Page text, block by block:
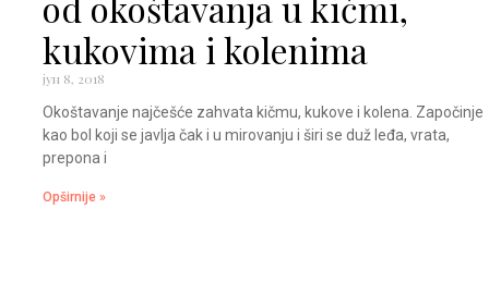
kukovima i kolenima
јун 8, 2018
Okoštavanje najčešće zahvata kičmu, kukove i kolena. Započinje
kao bol koji se javlja čak i u mirovanju i širi se duž leđa, vrata,
prepona i
Opširnije »